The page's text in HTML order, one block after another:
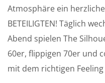
Atmosphäre ein
BETEILIGTEN! Täglich
Abend spielen The
60er, flippigen 70er und
mit dem richtigen Feeling